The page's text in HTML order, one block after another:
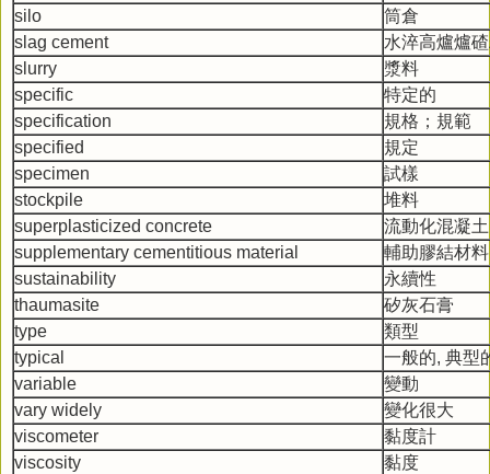
silo
筒倉
slag cement
水淬高爐爐
slurry
漿料
specific
特定的
specification
規格；規範
specified
規定
specimen
試樣
stockpile
堆料
superplasticized concrete
流動化混凝土
supplementary cementitious material
輔助膠結材料
sustainability
永續性
thaumasite
矽灰石膏
type
類型
typical
一般的, 典型
variable
變動
vary widely
變化很大
viscometer
黏度計
viscosity
黏度